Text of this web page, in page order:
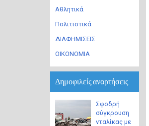
Αθλητικά
Πολιτιστικά
ΔΙΑΦΗΜΙΣΕΙΣ
ΟΙΚΟΝΟΜΙΑ
Δημοφιλείς αναρτήσεις
Σφοδρή
σύγκρουση
νταλίκας με